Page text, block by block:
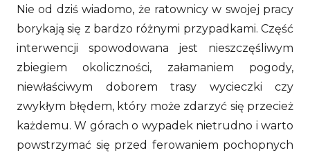
Nie od dziś wiadomo, że ratownicy w swojej pracy
borykają się z bardzo różnymi przypadkami. Część
interwencji spowodowana jest nieszczęśliwym
zbiegiem okoliczności, załamaniem pogody,
niewłaściwym doborem trasy wycieczki czy
zwykłym błędem, który może zdarzyć się przecież
każdemu. W górach o wypadek nietrudno i warto
powstrzymać się przed ferowaniem pochopnych